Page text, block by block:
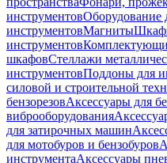
инструментовОборудование
инструментовМагниты
инструментов
шкафовСтеллажи
инструментовПоддоны для
силовой и строительной
бензорезовАксессуары для
виброоборудования
для затирочных машин
для мотобуров и бензобуров
инструментаАксессуары